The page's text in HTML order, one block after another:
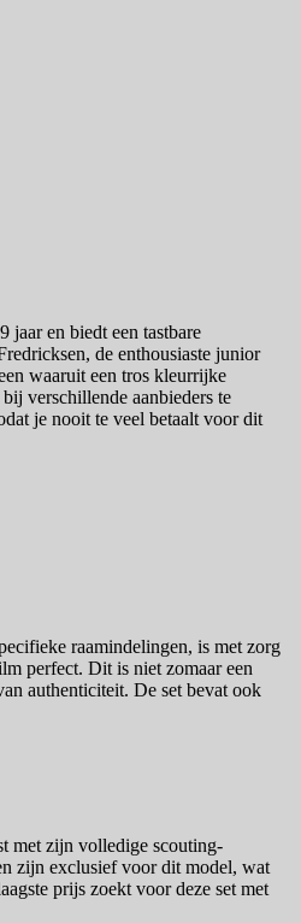
en biedt een tastbare
de enthousiaste junior
waaruit een tros kleurrijke
verschillende aanbieders te
je nooit te veel betaalt voor dit
raamindelingen, is met zorg
perfect. Dit is niet zomaar een
authenticiteit. De set bevat ook
met zijn volledige scouting-
zijn exclusief voor dit model, wat
prijs zoekt voor deze set met